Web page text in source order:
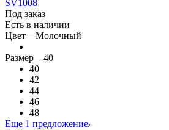
SV1008
Под заказ
Есть в наличии
Цвет—Молочный
Размер—40
40
42
44
46
48
Еще 1 предложение